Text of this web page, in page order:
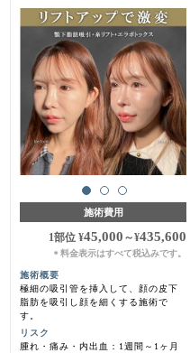
施術費用
1部位¥45,000 ～¥435,600
＊料金表示はすべて税込みです。
施術概要
極細の吸引管を挿入して、顔の皮下
脂肪を吸引し顔を細くする施術で
す。
リスク
腫れ・痛み・内出血：1週間～1ヶ月